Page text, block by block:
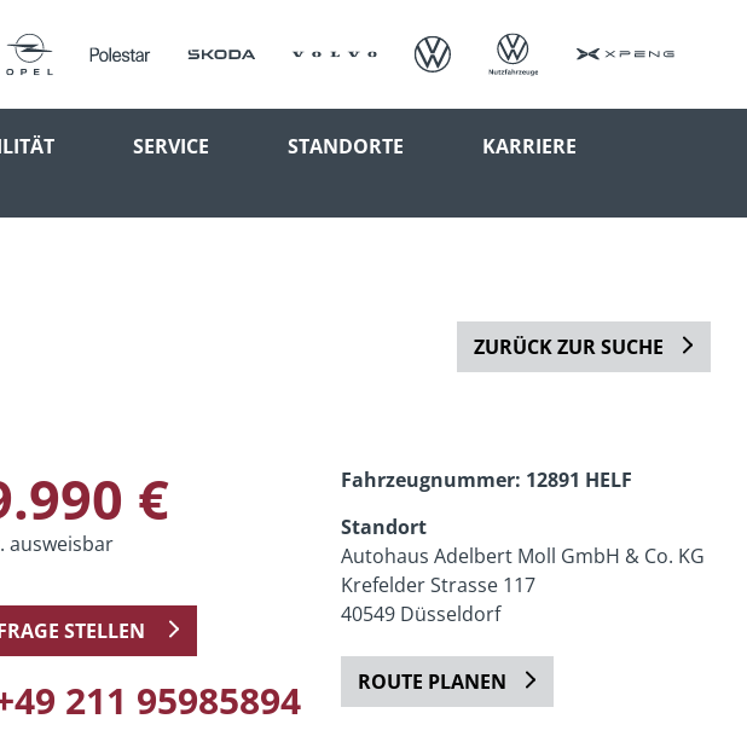
SERVICE STANDORTE KARRIERE
ZURÜCK ZUR SUCHE
€
ausweisbar
STELLEN
211 95985894
Fahrzeugnummer: 12891 HELF
Standort
Autohaus Adelbert Moll GmbH & Co. KG
Krefelder Strasse 117
40549 Düsseldorf
ROUTE PLANEN